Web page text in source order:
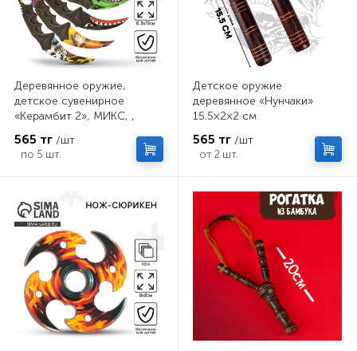
Деревянное оружие,
детское сувенирное
«Керамбит 2», МИКС, ,
565 тг /шт
по 5 шт.
Детское оружие
деревянное «Нунчаки»
15.5×2×2 см
565 тг /шт
от 2 шт.